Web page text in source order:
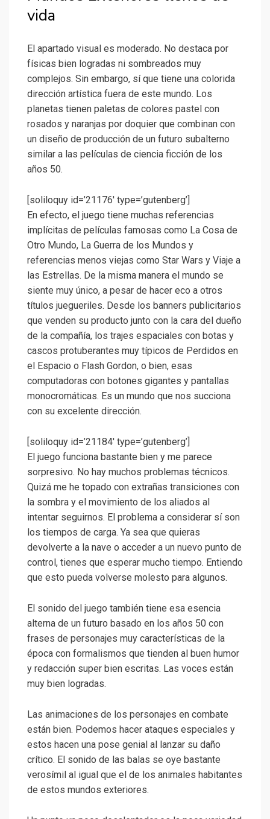
vida
El apartado visual es moderado. No destaca por
físicas bien logradas ni sombreados muy
complejos. Sin embargo, sí que tiene una colorida
dirección artística fuera de este mundo. Los
planetas tienen paletas de colores pastel con
rosados y naranjas por doquier que combinan con
un diseño de producción de un futuro subalterno
similar a las películas de ciencia ficción de los
años 50.
[soliloquy id=’21176′ type=’gutenberg’]
En efecto, el juego tiene muchas referencias
implícitas de películas famosas como La Cosa de
Otro Mundo, La Guerra de los Mundos y
referencias menos viejas como Star Wars y Viaje a
las Estrellas. De la misma manera el mundo se
siente muy único, a pesar de hacer eco a otros
títulos juegueriles. Desde los banners publicitarios
que venden su producto junto con la cara del dueño
de la compañía, los trajes espaciales con botas y
cascos protuberantes muy típicos de Perdidos en
el Espacio o Flash Gordon, o bien, esas
computadoras con botones gigantes y pantallas
monocromáticas. Es un mundo que nos succiona
con su excelente dirección.
[soliloquy id=’21184′ type=’gutenberg’]
El juego funciona bastante bien y me parece
sorpresivo. No hay muchos problemas técnicos.
Quizá me he topado con extrañas transiciones con
la sombra y el movimiento de los aliados al
intentar seguirnos. El problema a considerar sí son
los tiempos de carga. Ya sea que quieras
devolverte a la nave o acceder a un nuevo punto de
control, tienes que esperar mucho tiempo. Entiendo
que esto pueda volverse molesto para algunos.
El sonido del juego también tiene esa esencia
alterna de un futuro basado en los años 50 con
frases de personajes muy características de la
época con formalismos que tienden al buen humor
y redacción super bien escritas. Las voces están
muy bien logradas.
Las animaciones de los personajes en combate
están bien. Podemos hacer ataques especiales y
estos hacen una pose genial al lanzar su daño
crítico. El sonido de las balas se oye bastante
verosímil al igual que el de los animales habitantes
de estos mundos exteriores.